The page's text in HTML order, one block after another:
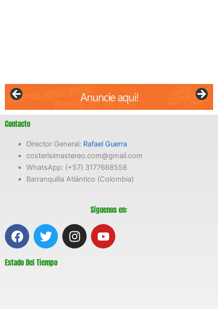
Contacto
Director General: Rafael Guerra
costerisimastereo.com@gmail.com
WhatsApp: (+57) 3177668558
Barranquilla Atlántico (Colombia)
Síguenos en:
F
a
e
T
w
t
I
n
Y
o
Estado Del Tiempo